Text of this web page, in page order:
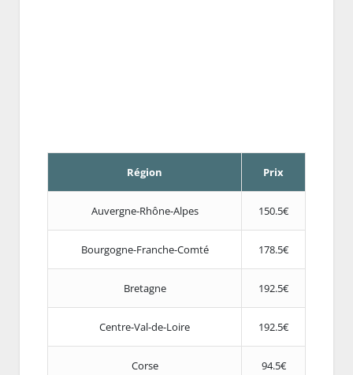
Région Prix
Auvergne-Rhône-Alpes 150.5€
Bourgogne-Franche-Comté 178.5€
Bretagne 192.5€
Centre-Val-de-Loire 192.5€
Corse 94.5€